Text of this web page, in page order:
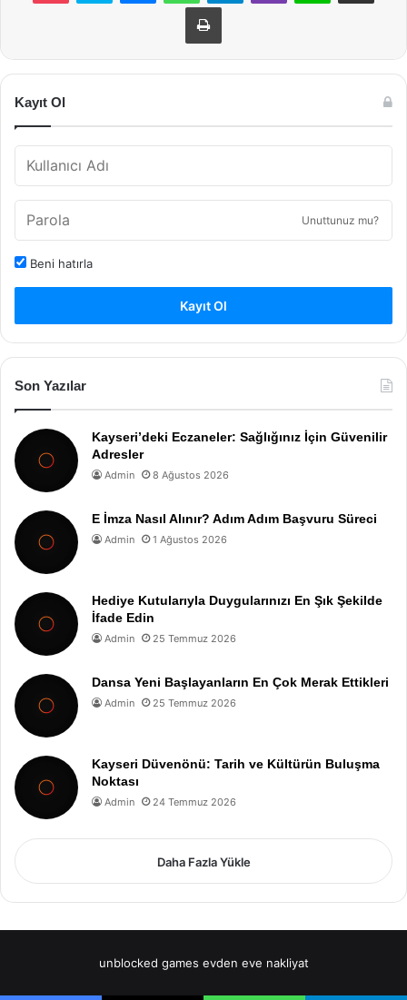
Yazdır
Kayıt Ol
Unuttunuz mu?
Beni hatırla
Kayıt Ol
Son Yazılar
Kayseri’deki Eczaneler: Sağlığınız İçin Güvenilir
Adresler
Admin 8 Ağustos 2026
E İmza Nasıl Alınır? Adım Adım Başvuru Süreci
Admin 1 Ağustos 2026
Hediye Kutularıyla Duygularınızı En Şık Şekilde
İfade Edin
Admin 25 Temmuz 2026
Dansa Yeni Başlayanların En Çok Merak Ettikleri
Admin 25 Temmuz 2026
Kayseri Düvenönü: Tarih ve Kültürün Buluşma
Noktası
Admin 24 Temmuz 2026
Daha Fazla Yükle
unblocked games evden eve nakliyat